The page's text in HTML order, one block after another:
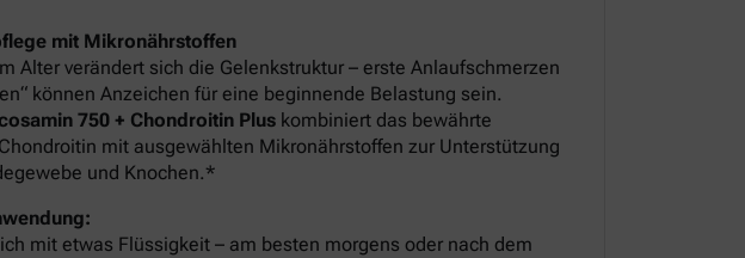
mit Mikronährstoffen
Alter verändert sich die Gelenkstruktur – erste Anlaufschmerzen
können Anzeichen für eine beginnende Belastung sein.
750 + Chondroitin Plus kombiniert das bewährte
mit ausgewählten Mikronährstoffen zur Unterstützung
und Knochen.*
mit etwas Flüssigkeit – am besten morgens oder nach dem